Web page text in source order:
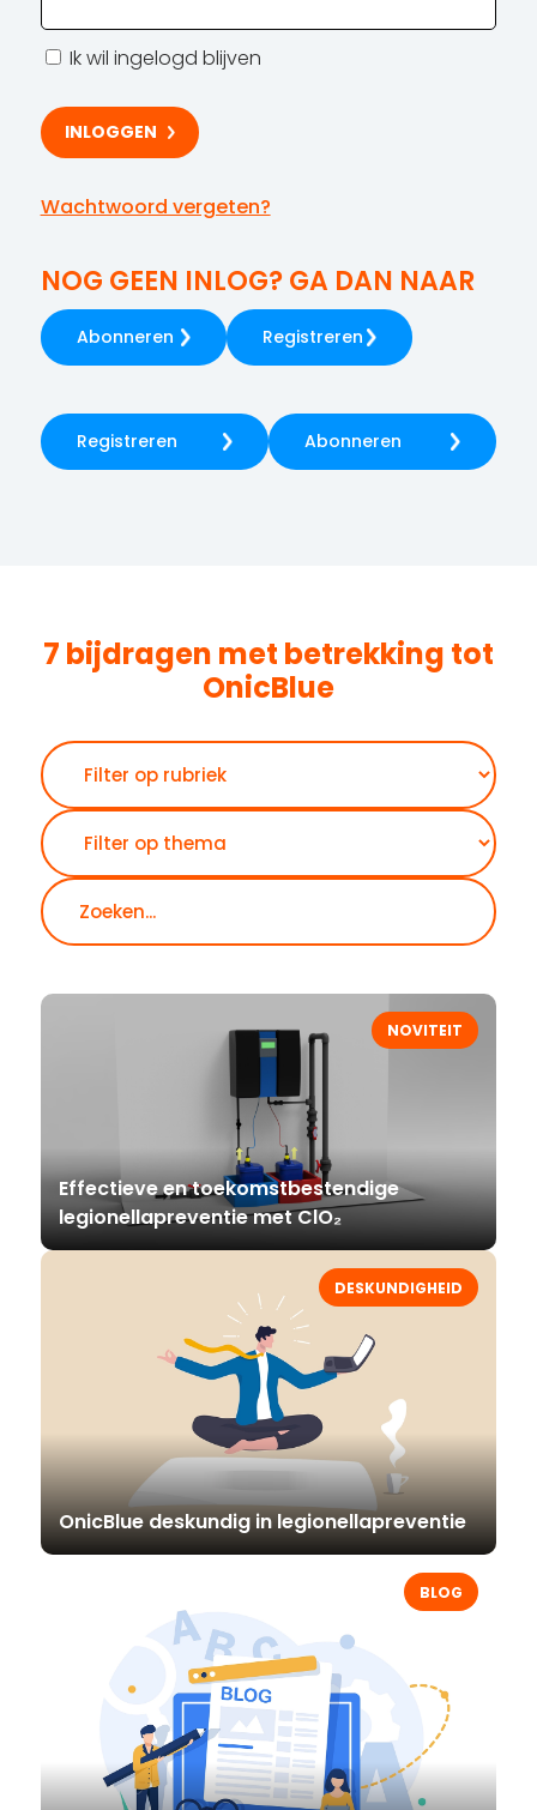
Ik wil ingelogd blijven
Wachtwoord vergeten?
NOG GEEN INLOG? GA DAN NAAR
Abonneren Registreren
Registreren Abonneren
7 bijdragen met betrekking tot
OnicBlue
NOVITEIT
Effectieve en toekomstbestendige
legionellapreventie met ClO₂
DESKUNDIGHEID
OnicBlue deskundig in legionellapreventie
BLOG